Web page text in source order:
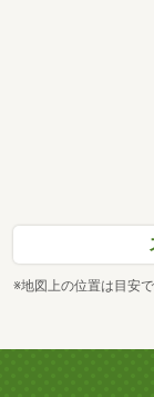
※地図上の位置は目安